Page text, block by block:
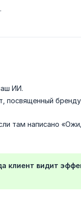
ИИ.
посвященный
там написано
клиент видит